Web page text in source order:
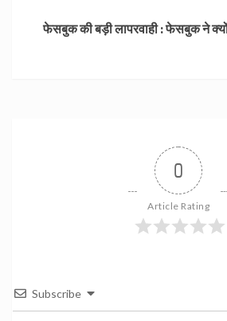
फेसबुक की बड़ी लापरवाही : फेसबुक ने
0
Article Rating
Subscribe